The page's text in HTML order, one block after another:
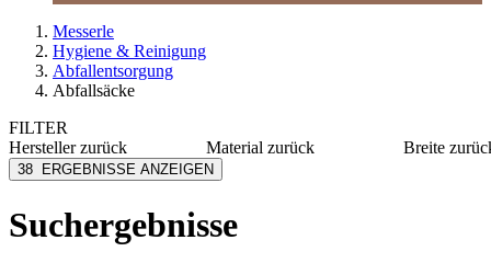
Messerle
Hygiene & Reinigung
Abfallentsorgung
Abfallsäcke
FILTER
Herstellerzurück
Candola
M Pack
MESSERLE
Material zurück
Papier
Breite
38 ERGEBNISSE ANZEIGEN
Suchergebnisse